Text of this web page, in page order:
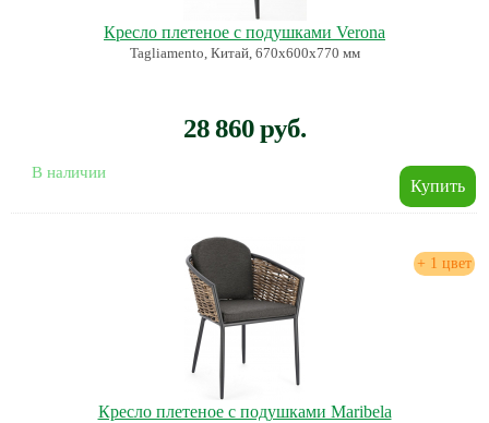
Кресло плетеное с подушками Verona
Tagliamento, Китай, 670х600х770 мм
28 860 руб.
В наличии
+ 1 цвет
Кресло плетеное с подушками Maribela